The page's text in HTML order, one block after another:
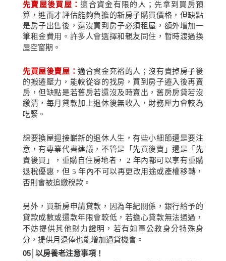
先賣屋後買屋：適合資金有限的人；先拿到買房預
算，進而才評估能夠負擔的新房子購買價格，但缺點
是房子出售後，還沒買到房子必須租屋，額外增加一
筆租金費用。許多人會選擇和親友同住，暫時渡過換
屋空窗期。
先買屋後賣屋：適合資金充裕的人；沒有賣掉房子後
的搬遷壓力，能較從容的找房，買到房子遷入後再賣
房，但缺點是若舊房若還沒及時賣出，舊房房貸若沒
繳清，每月貸款加上退休後無收入，財務壓力會較為
吃緊。
想要換屋迎接嶄新的退休人生，有些小細節還是要注
意，有專業代書建議，不管是「先買後賣」還是「先
賣後買」，重購自住房地者，
2 年內都可以享有重購
退稅優惠，但 5 年內不可以再更改用途或產權移轉，
否則會被追繳稅款。
另外，買新房申請貸款，因為年紀關係，銀行給予的
貸款成數或還款年限會較低，若擔心貸款無法通過，
不妨提供其他財力證明，若有如軍公教身分特殊身
分，提供月退俸也能增加過貸機會。
05│ 以房養老注意事項！